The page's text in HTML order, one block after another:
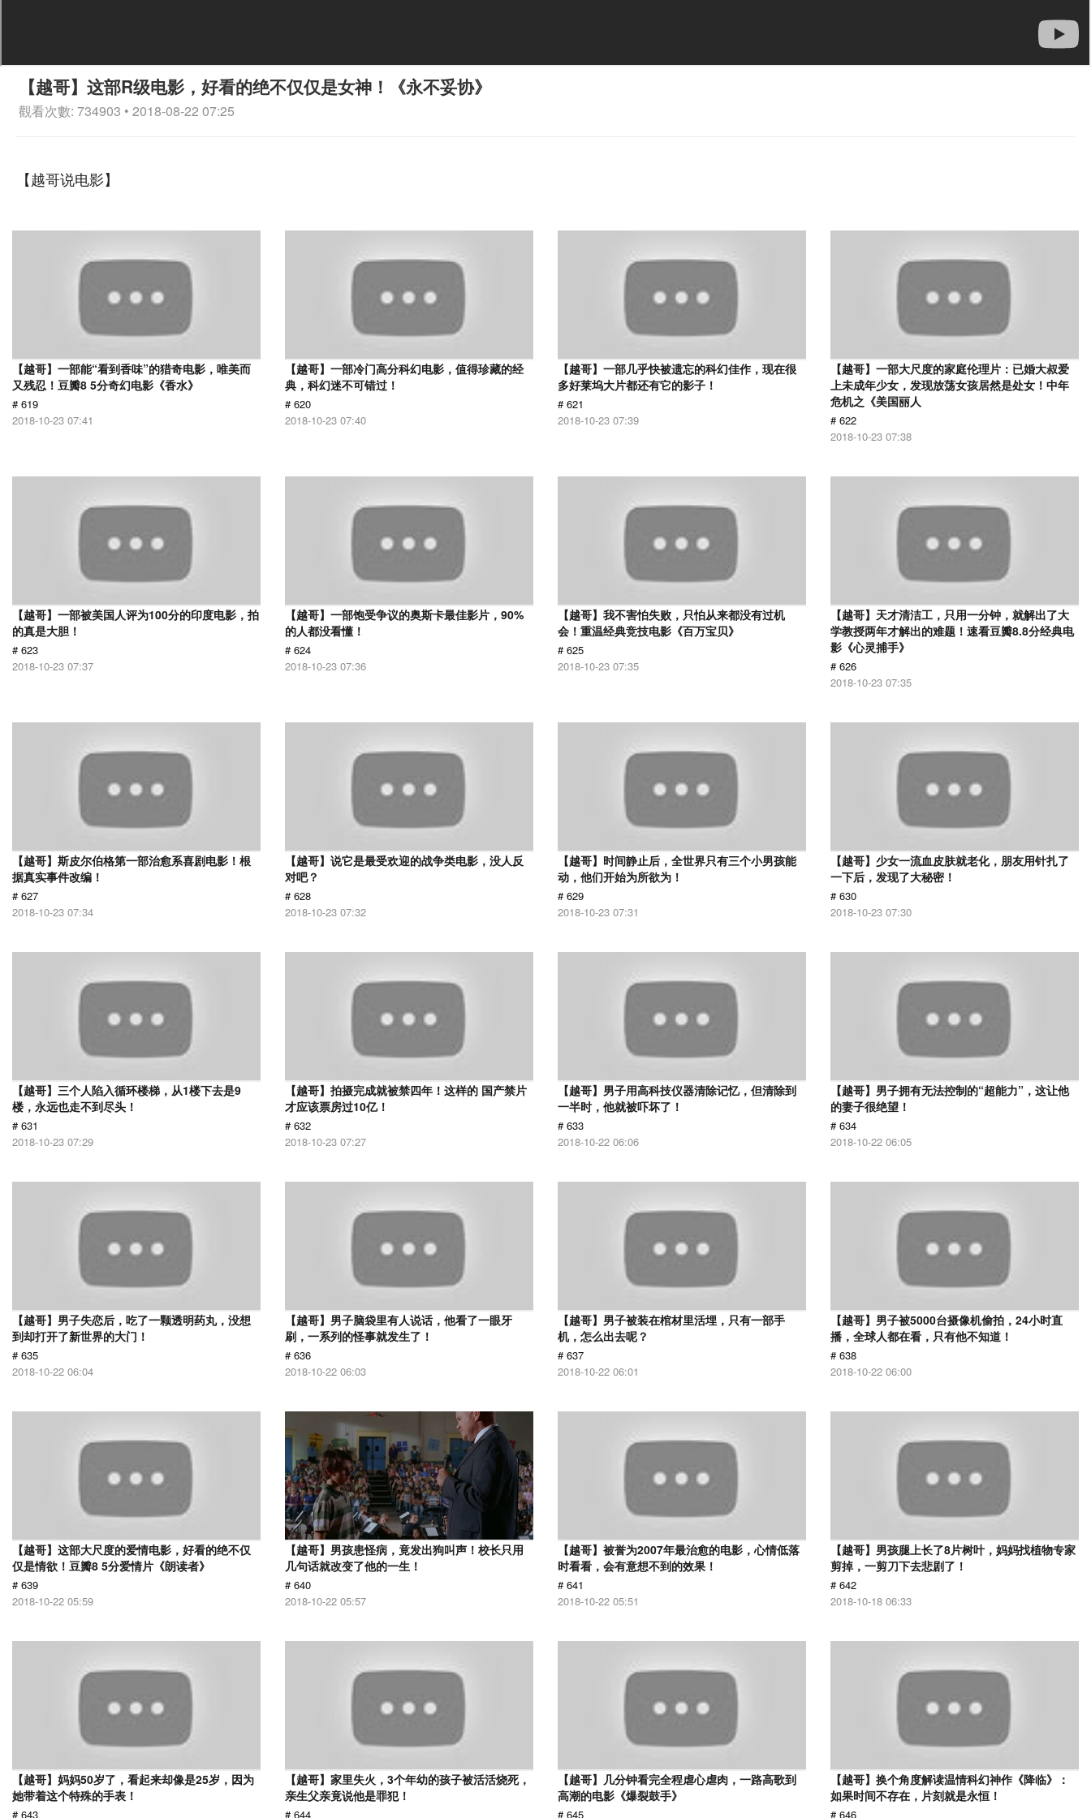
【越哥】这部R级电影，好看的绝不仅仅是女神！《永不妥协》
觀看次數: 734903 • 2018-08-22 07:25
【越哥说电影】
【越哥】一部能“看到香味”的猎奇电影，唯美而
又残忍！豆瓣8 5分奇幻电影《香水》
# 619
2018-10-23 07:41
【越哥】一部冷门高分科幻电影，值得珍藏的经
典，科幻迷不可错过！
# 620
2018-10-23 07:40
【越哥】一部几乎快被遗忘的科幻佳作，现在很
多好莱坞大片都还有它的影子！
# 621
2018-10-23 07:39
【越哥】一部大尺度的家庭伦理片：已婚大叔爱
上未成年少女，发现放荡女孩居然是处女！中年
危机之《美国丽人
# 622
2018-10-23 07:38
【越哥】一部被美国人评为100分的印度电影，拍
的真是大胆！
# 623
2018-10-23 07:37
【越哥】一部饱受争议的奥斯卡最佳影片，90%
的人都没看懂！
# 624
2018-10-23 07:36
【越哥】我不害怕失败，只怕从来都没有过机
会！重温经典竞技电影《百万宝贝》
# 625
2018-10-23 07:35
【越哥】天才清洁工，只用一分钟，就解出了大
学教授两年才解出的难题！速看豆瓣8.8分经典电
影《心灵捕手》
# 626
2018-10-23 07:35
【越哥】斯皮尔伯格第一部治愈系喜剧电影！根
据真实事件改编！
# 627
2018-10-23 07:34
【越哥】说它是最受欢迎的战争类电影，没人反
对吧？
# 628
2018-10-23 07:32
【越哥】时间静止后，全世界只有三个小男孩能
动，他们开始为所欲为！
# 629
2018-10-23 07:31
【越哥】少女一流血皮肤就老化，朋友用针扎了
一下后，发现了大秘密！
# 630
2018-10-23 07:30
【越哥】三个人陷入循环楼梯，从1楼下去是9
楼，永远也走不到尽头！
# 631
2018-10-23 07:29
【越哥】拍摄完成就被禁四年！这样的 国产禁片
才应该票房过10亿！
# 632
2018-10-23 07:27
【越哥】男子用高科技仪器清除记忆，但清除到
一半时，他就被吓坏了！
# 633
2018-10-22 06:06
【越哥】男子拥有无法控制的“超能力”，这让他
的妻子很绝望！
# 634
2018-10-22 06:05
【越哥】男子失恋后，吃了一颗透明药丸，没想
到却打开了新世界的大门！
# 635
2018-10-22 06:04
【越哥】男子脑袋里有人说话，他看了一眼牙
刷，一系列的怪事就发生了！
# 636
2018-10-22 06:03
【越哥】男子被装在棺材里活埋，只有一部手
机，怎么出去呢？
# 637
2018-10-22 06:01
【越哥】男子被5000台摄像机偷拍，24小时直
播，全球人都在看，只有他不知道！
# 638
2018-10-22 06:00
【越哥】这部大尺度的爱情电影，好看的绝不仅
仅是情欲！豆瓣8 5分爱情片《朗读者》
# 639
2018-10-22 05:59
【越哥】男孩患怪病，竟发出狗叫声！校长只用
几句话就改变了他的一生！
# 640
2018-10-22 05:57
【越哥】被誉为2007年最治愈的电影，心情低落
时看看，会有意想不到的效果！
# 641
2018-10-22 05:51
【越哥】男孩腿上长了8片树叶，妈妈找植物专家
剪掉，一剪刀下去悲剧了！
# 642
2018-10-18 06:33
【越哥】妈妈50岁了，看起来却像是25岁，因为
她带着这个特殊的手表！
# 643
【越哥】家里失火，3个年幼的孩子被活活烧死，
亲生父亲竟说他是罪犯！
# 644
【越哥】几分钟看完全程虐心虐肉，一路高歌到
高潮的电影《爆裂鼓手》
# 645
【越哥】换个角度解读温情科幻神作《降临》：
如果时间不存在，片刻就是永恒！
# 646